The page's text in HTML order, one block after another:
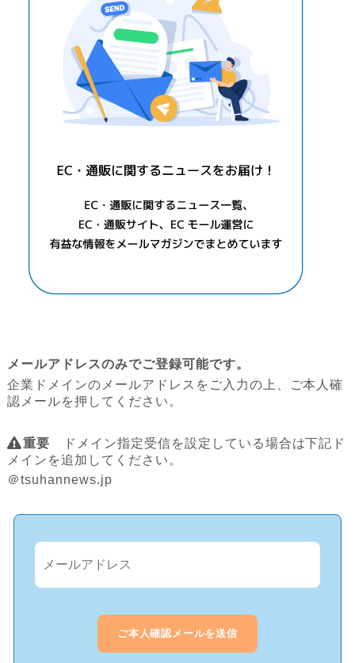
メールアドレスのみでご登録可能です。
企業ドメインのメールアドレスをご入力の上、ご本人確
認メールを押してください。
重要 ドメイン指定受信を設定している場合は下記ド
メインを追加してください。
＠tsuhannews.jp